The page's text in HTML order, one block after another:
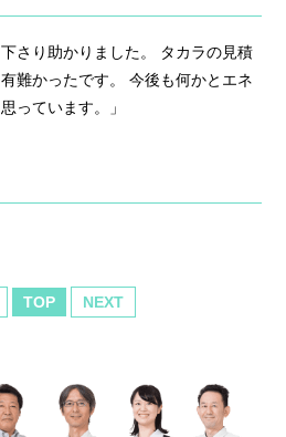
さり助かりました。 タカラの見積
難かったです。 今後も何かとエネ
っています。」
TOP NEXT